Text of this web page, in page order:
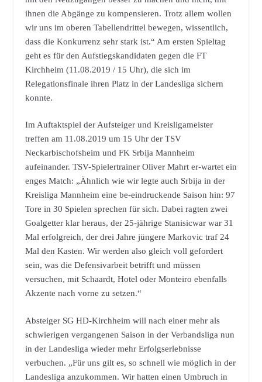
ihnen die Abgänge zu kompensieren. Trotz allem wollen
wir uns im oberen Tabellendrittel bewegen, wissentlich,
dass die Konkurrenz sehr stark ist.“ Am ersten Spieltag
geht es für den Aufstiegskandidaten gegen die FT
Kirchheim (11.08.2019 / 15 Uhr), die sich im
Relegationsfinale ihren Platz in der Landesliga sichern
konnte.
Im Auftaktspiel der Aufsteiger und Kreisligameister
treffen am 11.08.2019 um 15 Uhr der TSV
Neckarbischofsheim und FK Srbija Mannheim
aufeinander. TSV-Spielertrainer Oliver Mahrt er-wartet ein
enges Match: „Ähnlich wie wir legte auch Srbija in der
Kreisliga Mannheim eine be-eindruckende Saison hin: 97
Tore in 30 Spielen sprechen für sich. Dabei ragten zwei
Goalgetter klar heraus, der 25-jährige Stanisicwar war 31
Mal erfolgreich, der drei Jahre jüngere Markovic traf 24
Mal den Kasten. Wir werden also gleich voll gefordert
sein, was die Defensivarbeit betrifft und müssen
versuchen, mit Schaardt, Hotel oder Monteiro ebenfalls
Akzente nach vorne zu setzen.“
Absteiger SG HD-Kirchheim will nach einer mehr als
schwierigen vergangenen Saison in der Verbandsliga nun
in der Landesliga wieder mehr Erfolgserlebnisse
verbuchen. „Für uns gilt es, so schnell wie möglich in der
Landesliga anzukommen. Wir hatten einen Umbruch in